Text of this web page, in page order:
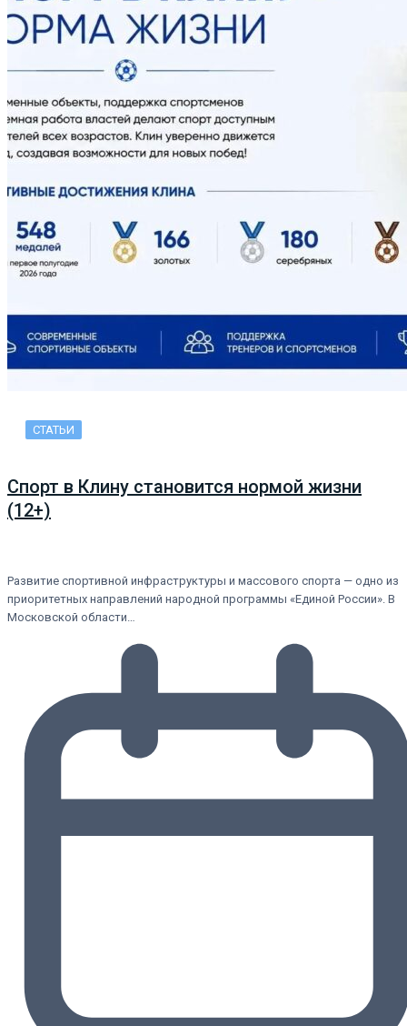
СТАТЬИ
Спорт в Клину становится нормой жизни
(12+)
Развитие спортивной инфраструктуры и массового спорта — одно из
приоритетных направлений народной программы «Единой России». В
Московской области…